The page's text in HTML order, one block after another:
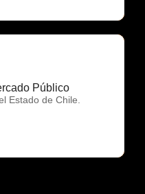
Público
Estado de Chile.